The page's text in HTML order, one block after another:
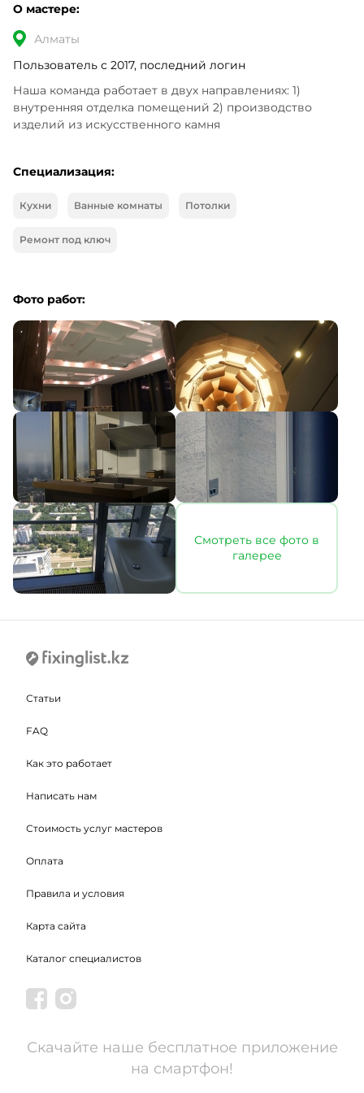
О мастере:
Алматы
Пользователь с 2017, последний логин
Наша команда работает в двух направлениях: 1)
внутренняя отделка помещений 2) производство
изделий из искусственного камня
Специализация:
Кухни Ванные комнаты Потолки
Ремонт под ключ
Фото работ:
Смотреть все фото в
галерее
Статьи
FAQ
Как это работает
Написать нам
Стоимость услуг мастеров
Оплата
Правила и условия
Карта сайта
Каталог специалистов
Скачайте наше бесплатное приложение
на смартфон!